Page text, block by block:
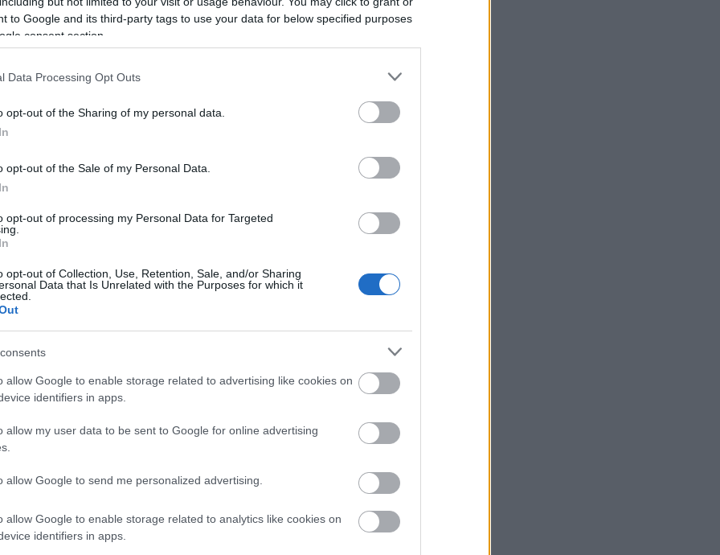
to Google and its third-party tags to use your data for below specified purposes
consent section.
Data Processing Opt Outs
opt-out of the Sharing of my personal data.
opt-out of the Sale of my Personal Data.
opt-out of processing my Personal Data for Targeted
opt-out of Collection, Use, Retention, Sale, and/or Sharing
Data that Is Unrelated with the Purposes for which it
allow Google to enable storage related to advertising like cookies on
identifiers in apps.
allow my user data to be sent to Google for online advertising
allow Google to send me personalized advertising.
allow Google to enable storage related to analytics like cookies on
identifiers in apps.
hirdette meg a borszőlőültetvények telepítését
belül, melyre a kérelmek tervezetten február
a támogató pályázati lehetőség, habár
igények felére lesz elegendő.
elnöke, balatonboglári borász.
hanem növekszik a termőfelület. Vagyis
kedv. Ezzel együtt vannak idős
ugyanakkor ehhez több esetben
Tavaly 1,5-2 hektár szőlőt újított meg, az idén egy
Mint elmondta, maga is pályázni fog a
egyéni projekt esetén maximum 75
150 millió forint vissza nem térítendő támogatás